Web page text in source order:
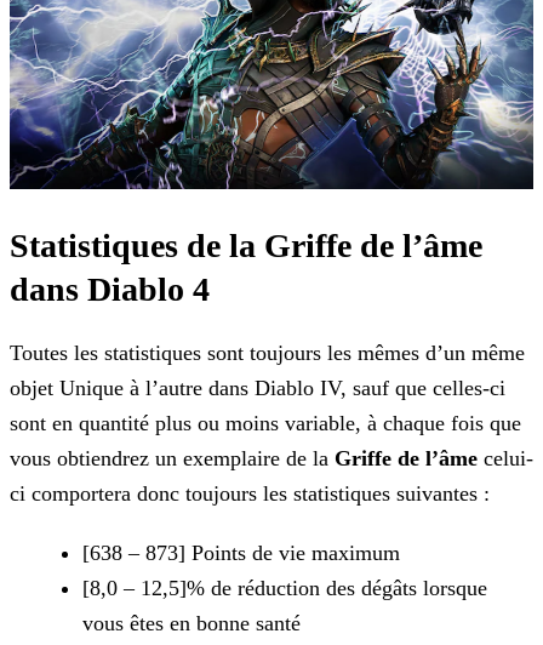
Statistiques de la Griffe de l’âme
dans Diablo 4
Toutes les statistiques sont toujours les mêmes d’un même
objet Unique à l’autre dans Diablo IV, sauf que celles-ci
sont en quantité plus ou moins variable, à chaque fois que
vous obtiendrez un exemplaire de la Griffe de l’âme celui-
ci comportera donc toujours les statistiques suivantes :
[638 – 873] Points de vie maximum
[8,0 – 12,5]% de réduction des dégâts lorsque
vous êtes en bonne santé